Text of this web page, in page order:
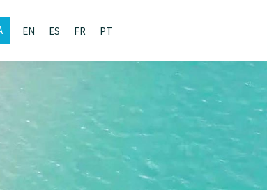
EN ES FR PT